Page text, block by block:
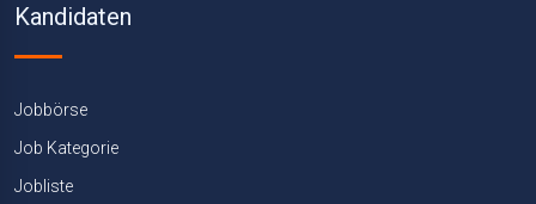
Kandidaten
Jobbörse
Job Kategorie
Jobliste